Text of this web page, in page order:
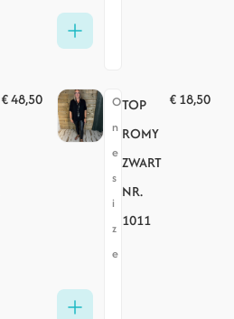
€48,50
O
n
e
s
i
z
e
TOP
ROMY
ZWART
NR.
1011
€18,50